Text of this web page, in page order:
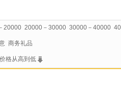
20000 20000－30000 30000－40000
商务礼品
价格从高到低